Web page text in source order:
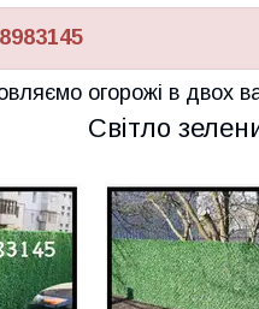
огорожі в двох
Світло